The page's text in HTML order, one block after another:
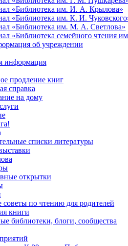
«Библиотека им. И. А. Крылова»
«Библиотека им. К. И.
«Библиотека им. М. А. Светлова»
«Библиотека семейного чтения
об учреждении
информация
продление книг
справка
на дому
списки литературы
открытки
по чтению для родителей
книги
библиотеки, блоги, сообщества